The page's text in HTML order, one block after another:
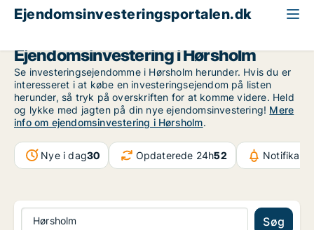
Ejendomsinvesteringsportalen.dk
Ejendomsinvestering i Hørsholm
Se investeringsejendomme i Hørsholm herunder. Hvis du er
interesseret i at købe en investeringsejendom på listen
herunder, så tryk på overskriften for at komme videre. Held
og lykke med jagten på din nye ejendomsinvestering! Mere
info om ejendomsinvestering i Hørsholm.
Nye i dag30 Opdaterede 24h52
Hørsholm Søg